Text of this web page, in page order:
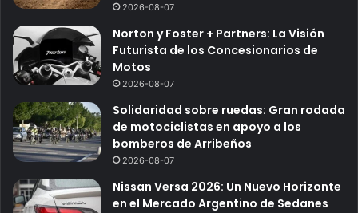
2026-08-07
Norton y Foster + Partners: La Visión
Futurista de los Concesionarios de
Motos
2026-08-07
Solidaridad sobre ruedas: Gran rodada
de motociclistas en apoyo a los
bomberos de Arribeños
2026-08-07
Nissan Versa 2026: Un Nuevo Horizonte
en el Mercado Argentino de Sedanes